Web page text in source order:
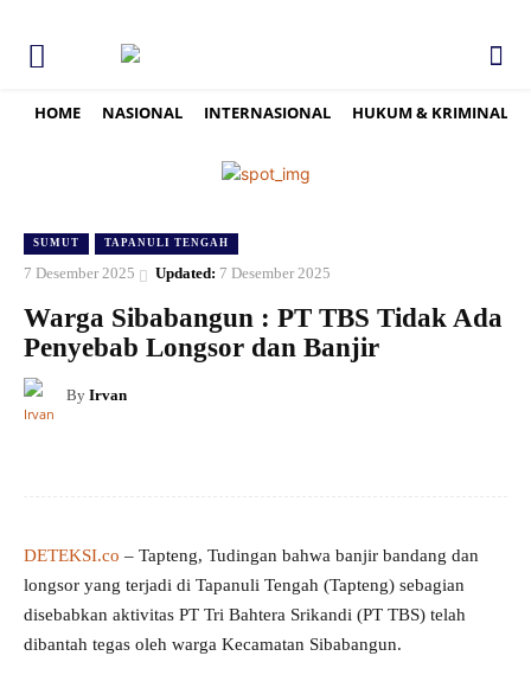
HOME NASIONAL INTERNASIONAL HUKUM & KRIMINAL
SUMUT TAPANULI TENGAH
7 Desember 2025 Updated: 7 Desember 2025
Warga Sibabangun : PT TBS Tidak Ada
Penyebab Longsor dan Banjir
By Irvan
DETEKSI.co – Tapteng, Tudingan bahwa banjir bandang dan
longsor yang terjadi di Tapanuli Tengah (Tapteng) sebagian
disebabkan aktivitas PT Tri Bahtera Srikandi (PT TBS) telah
dibantah tegas oleh warga Kecamatan Sibabangun.